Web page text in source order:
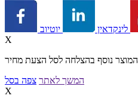
לינקדאין
X
המוצר נוסף בהצלחה לסל הצעת מחיר
המשך לאתר צפה בסל
X